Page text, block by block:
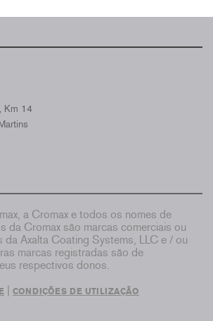
Km 14
a Cromax e todos os nomes de
da Cromax são marcas comerciais ou
da Axalta Coating Systems, LLC e / ou
marcas registradas são de
respectivos donos.
CONDIÇÕES DE UTILIZAÇÃO